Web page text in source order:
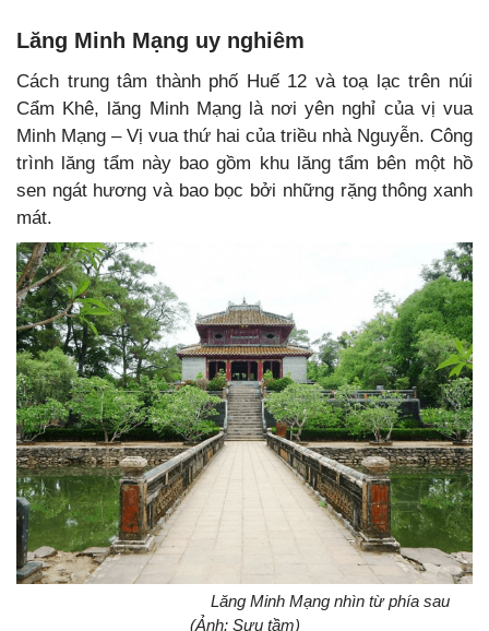
Lăng Minh Mạng uy nghiêm
Cách trung tâm thành phố Huế 12 và toạ lạc trên núi
Cẩm Khê, lăng Minh Mạng là nơi yên nghỉ của vị vua
Minh Mạng – Vị vua thứ hai của triều nhà Nguyễn. Công
trình lăng tẩm này bao gồm khu lăng tẩm bên một hồ
sen ngát hương và bao bọc bởi những rặng thông xanh
mát.
Lăng Minh Mạng nhìn từ phía sau
(Ảnh: Sưu tầm)